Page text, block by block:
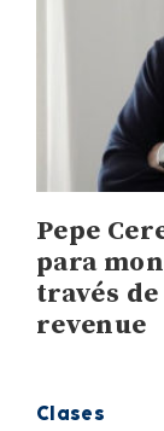
Pepe
para
través
revenue
Clases